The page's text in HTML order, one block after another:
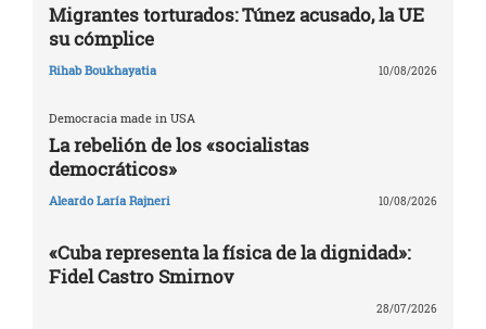
Migrantes torturados: Túnez acusado, la UE
su cómplice
Rihab Boukhayatia 10/08/2026
Democracia made in USA
La rebelión de los «socialistas
democráticos»
Aleardo Laría Rajneri 10/08/2026
«Cuba representa la física de la dignidad»:
Fidel Castro Smirnov
28/07/2026